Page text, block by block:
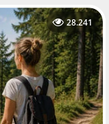
28.241